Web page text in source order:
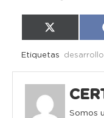
Compartir
en
X
(Twitter)
Etiquetas
Somos